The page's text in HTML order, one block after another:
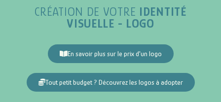
CRÉATION DE VOTRE IDENTITÉ
VISUELLE - LOGO
En savoir plus sur le prix d'un logo
Tout petit budget ? Découvrez les logos à adopter